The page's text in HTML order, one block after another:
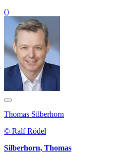
()
Thomas Silberhorn
© Ralf Rödel
Silberhorn, Thomas